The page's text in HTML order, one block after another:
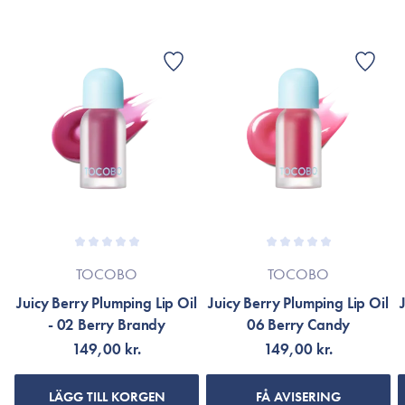
Oil, Prunus Amygdalus Dulcis (Sweet Almond) Oil, Prunus
Armeniaca (Apricot) Kernel Oil, Simmondsia Chinensis
(Jojoba) Seed Oil, Argania Spinosa Kernel Oil,
Butyrospermum Parkii (Shea) Butter, Camellia Japonica Seed
Oil, Mangifera Indica (Mango) Fruit Extract, Rosa Canina
Fruit Extract, Linalool, Water, Butylene Glycol, Prunus
Serotina (Wild Cherry) Fruit Extract, Vaccinium Angustifolium
*Ingredienslistan kan eventuellt ha ändrats på grund av
produktförpackningen eller till varumärkets officiella hemsida.
TOCOBO
Juicy Berry Plumping Lip Oil
- 02 Berry Brandy
149,00 kr.
LÄGG TILL KORGEN
TOCOBO
Juicy Berry Plumping Lip Oil
06 Berry Candy
149,00 kr.
FÅ AVISERING